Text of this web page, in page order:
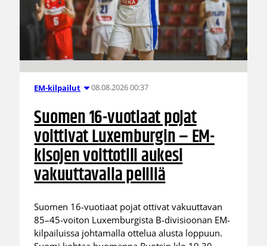
EM-kilpailut 08.08.2026 00:37
Suomen 16-vuotiaat pojat
voittivat Luxemburgin – EM-
kisojen voittotili aukesi
vakuuttavalla pelillä
Suomen 16-vuotiaat pojat ottivat vakuuttavan
85–45-voiton Luxemburgista B-divisioonan EM-
kilpailuissa johtamalla ottelua alusta loppuun.